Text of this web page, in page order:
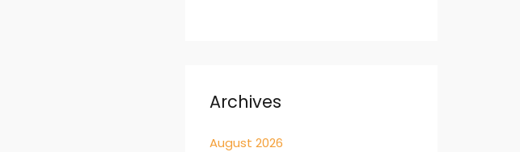
Archives
August 2026